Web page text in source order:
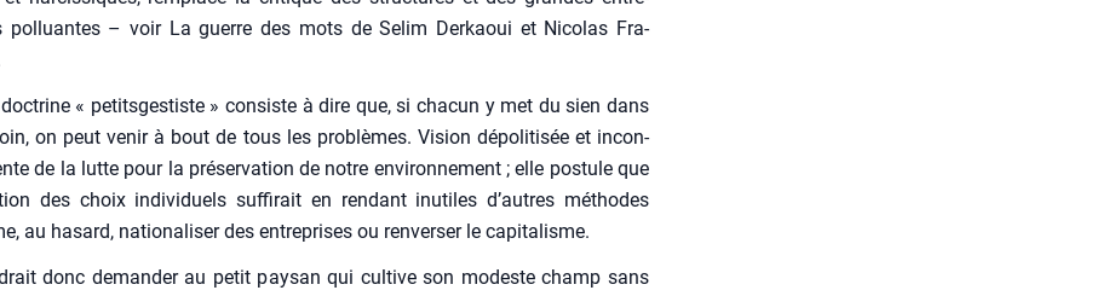
pol­luantes – voir La guerre des mots de Selim Der­kaoui et Nico­las Fra­
« petits­ges­tiste » consiste à dire que, si cha­cun y met du sien dans
on peut venir à bout de tous les pro­blèmes. Vision dépo­li­ti­sée et incon­
de la lutte pour la pré­ser­va­tion de notre envi­ron­ne­ment ; elle pos­tule que
des choix indi­vi­duels suf­fi­rait en ren­dant inutiles d’autres méthodes
au hasard, natio­na­li­ser des entre­prises ou ren­ver­ser le capi­ta­lisme.
donc deman­der au petit pay­san qui cultive son modeste champ sans